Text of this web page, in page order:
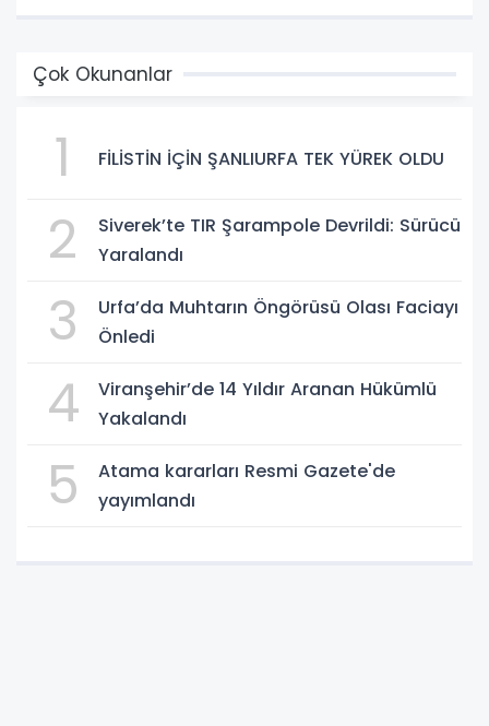
Çok Okunanlar
1 FİLİSTİN İÇİN ŞANLIURFA TEK YÜREK OLDU
2
Siverek’te TIR Şarampole Devrildi: Sürücü
Yaralandı
3
Urfa’da Muhtarın Öngörüsü Olası Faciayı
Önledi
4
Viranşehir’de 14 Yıldır Aranan Hükümlü
Yakalandı
5
Atama kararları Resmi Gazete'de
yayımlandı